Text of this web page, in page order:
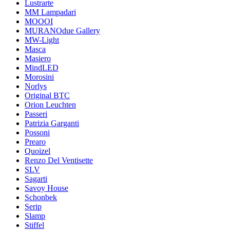
Lustrarte
MM Lampadari
MOOOI
MURANOdue Gallery
MW-Light
Masca
Masiero
MindLED
Morosini
Norlys
Original BTC
Orion Leuchten
Passeri
Patrizia Garganti
Possoni
Prearo
Quoizel
Renzo Del Ventisette
SLV
Sagarti
Savoy House
Schonbek
Serip
Slamp
Stiffel